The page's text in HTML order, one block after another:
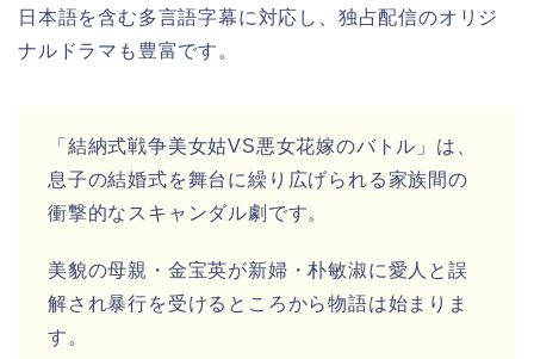
日本語を含む多言語字幕に対応し、独占配信のオリジ
ナルドラマも豊富です。
「結納式戦争美女姑VS悪女花嫁のバトル」は、
息子の結婚式を舞台に繰り広げられる家族間の
衝撃的なスキャンダル劇です。
美貌の母親・金宝英が新婦・朴敏淑に愛人と誤
解され暴行を受けるところから物語は始まりま
す。